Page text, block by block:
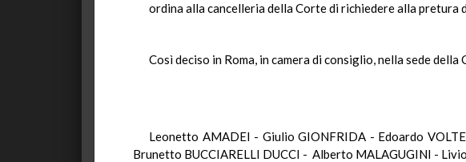
ordina alla cancelleria della Corte di richiedere alla
Così deciso in Roma, in camera di consiglio, nella sede
Leonetto AMADEI - Giulio GIONFRIDA - Edoardo
Brunetto BUCCIARELLI DUCCI - Alberto MALAGUGINI -